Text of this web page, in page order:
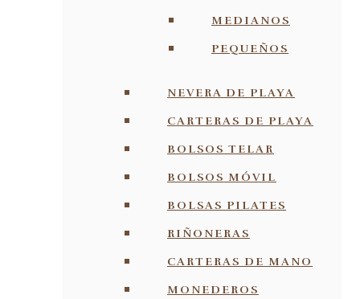
MEDIANOS
PEQUEÑOS
NEVERA DE PLAYA
CARTERAS DE PLAYA
BOLSOS TELAR
BOLSOS MÓVIL
BOLSAS PILATES
RIÑONERAS
CARTERAS DE MANO
MONEDEROS